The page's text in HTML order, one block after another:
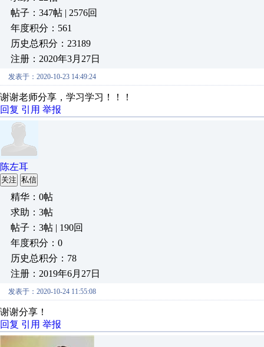
帖子：347帖 | 2576回
年度积分：561
历史总积分：23189
注册：2020年3月27日
发表于：2020-10-23 14:49:24
谢谢老师分享，学习学习！！！
回复 引用 举报
陈左耳
关注 私信
精华：0帖
求助：3帖
帖子：3帖 | 190回
年度积分：0
历史总积分：78
注册：2019年6月27日
发表于：2020-10-24 11:55:08
谢谢分享！
回复 引用 举报